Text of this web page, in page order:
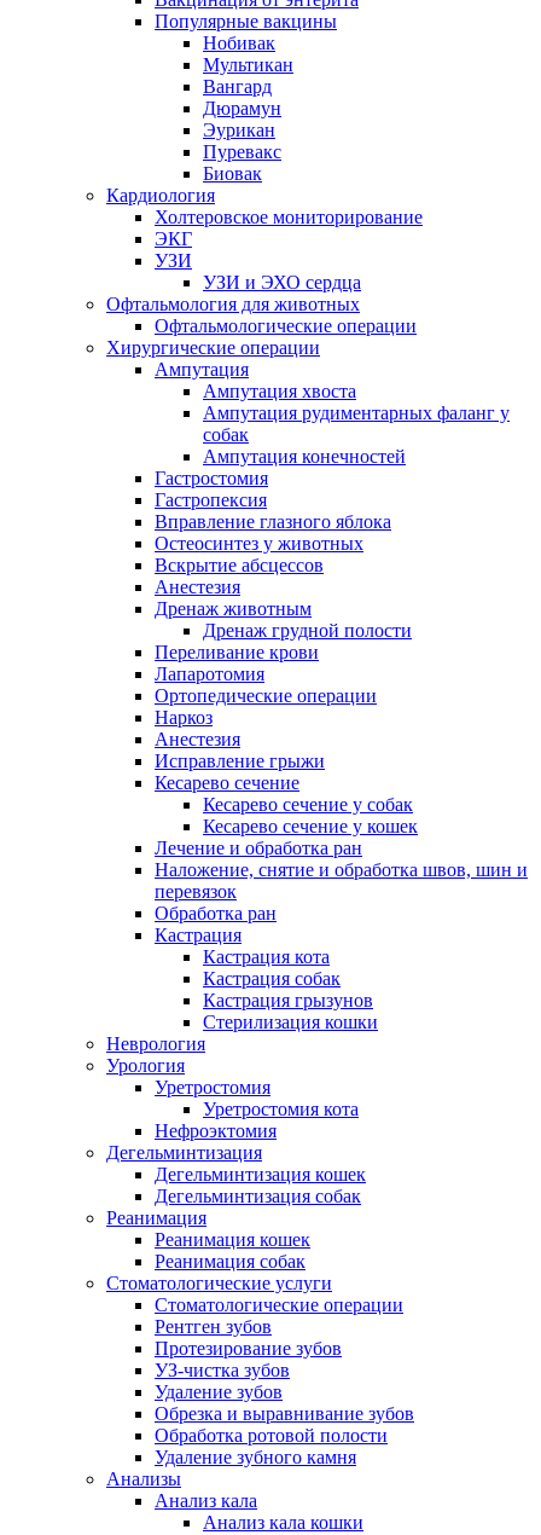
Популярные вакцины
Нобивак
Мультикан
Вангард
Дюрамун
Эурикан
Пуревакс
Биовак
Кардиология
Холтеровское мониторирование
ЭКГ
УЗИ
УЗИ и ЭХО сердца
Офтальмология для животных
Офтальмологические операции
Хирургические операции
Ампутация
Ампутация хвоста
Ампутация рудиментарных фаланг у
собак
Ампутация конечностей
Гастростомия
Гастропексия
Вправление глазного яблока
Остеосинтез у животных
Вскрытие абсцессов
Анестезия
Дренаж животным
Дренаж грудной полости
Переливание крови
Лапаротомия
Ортопедические операции
Наркоз
Анестезия
Исправление грыжи
Кесарево сечение
Кесарево сечение у собак
Кесарево сечение у кошек
Лечение и обработка ран
Наложение, снятие и обработка швов, шин и
перевязок
Обработка ран
Кастрация
Кастрация кота
Кастрация собак
Кастрация грызунов
Стерилизация кошки
Неврология
Урология
Уретростомия
Уретростомия кота
Нефроэктомия
Дегельминтизация
Дегельминтизация кошек
Дегельминтизация собак
Реанимация
Реанимация кошек
Реанимация собак
Стоматологические услуги
Стоматологические операции
Рентген зубов
Протезирование зубов
УЗ-чистка зубов
Удаление зубов
Обрезка и выравнивание зубов
Обработка ротовой полости
Удаление зубного камня
Анализы
Анализ кала
Анализ кала кошки